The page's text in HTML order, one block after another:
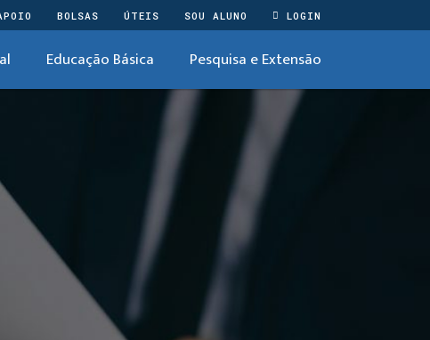
BOLSAS ÚTEIS SOU ALUNO LOGIN
Educação Básica Pesquisa e Extensão